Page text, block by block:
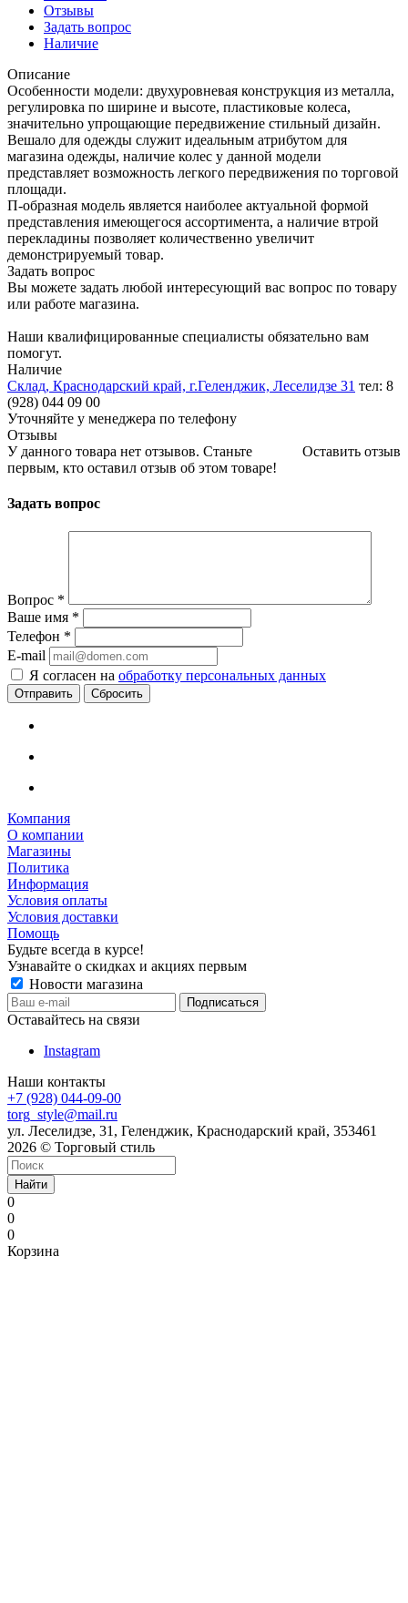
Отзывы
Задать вопрос
Наличие
Описание
Особенности модели: двухуровневая конструкция из металла,
регулировка по ширине и высоте, пластиковые колеса,
значительно упрощающие передвижение стильный дизайн.
Вешало для одежды служит идеальным атрибутом для
магазина одежды, наличие колес у данной модели
представляет возможность легкого передвижения по торговой
площади.
П-образная модель является наиболее актуальной формой
представления имеющегося ассортимента, а наличие втрой
перекладины позволяет количественно увеличит
демонстрируемый товар.
Задать вопрос
Вы можете задать любой интересующий вас вопрос по товару
или работе магазина.
Наши квалифицированные специалисты обязательно вам
помогут.
Наличие
Склад, Краснодарский край, г.Геленджик, Леселидзе 31 тел: 8
(928) 044 09 00
Уточняйте у менеджера по телефону
Отзывы
Оставить отзыв
У данного товара нет отзывов. Станьте
первым, кто оставил отзыв об этом товаре!
Задать вопрос
Вопрос *
Ваше имя *
Телефон *
E-mail
Я согласен на обработку персональных данных
Сбросить
Компания
О компании
Магазины
Политика
Информация
Условия оплаты
Условия доставки
Помощь
Будьте всегда в курсе!
Узнавайте о скидках и акциях первым
Новости магазина
Оставайтесь на связи
Instagram
Наши контакты
+7 (928) 044-09-00
torg_style@mail.ru
ул. Леселидзе, 31, Геленджик, Краснодарский край, 353461
2026 © Торговый стиль
Найти
0
0
0
Корзина